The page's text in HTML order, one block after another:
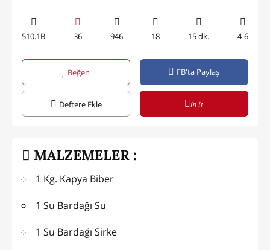
510.1B 36 946 18 15 dk. 4-6
Beğen FB'ta Paylaş
Deftere Ekle in it
MALZEMELER :
1 Kg. Kapya Biber
1 Su Bardağı Su
1 Su Bardağı Sirke